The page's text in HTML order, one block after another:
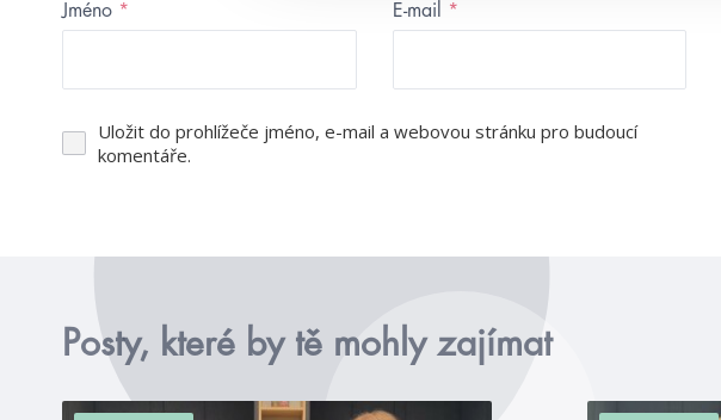
Jméno * E-mail *
Uložit do prohlížeče jméno, e-mail a webovou stránku pro budoucí
komentáře.
Posty, které by tě mohly zajímat